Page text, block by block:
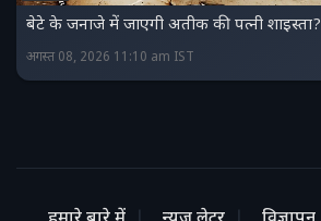
बेटे के जनाजे में जाएगी अतीक की पत्नी शाइस्ता?
अगस्त 08, 2026 11:10 am IST